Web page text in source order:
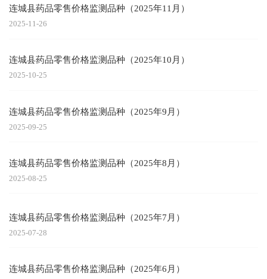
连城县药品零售价格监测品种（2025年11月）
2025-11-26
连城县药品零售价格监测品种（2025年10月）
2025-10-25
连城县药品零售价格监测品种（2025年9月）
2025-09-25
连城县药品零售价格监测品种（2025年8月）
2025-08-25
连城县药品零售价格监测品种（2025年7月）
2025-07-28
连城县药品零售价格监测品种（2025年6月）